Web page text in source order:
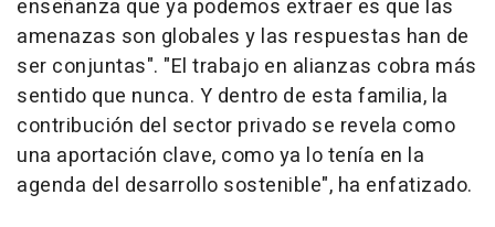
enseñanza que ya podemos extraer es que las
amenazas son globales y las respuestas han de
ser conjuntas". "El trabajo en alianzas cobra más
sentido que nunca. Y dentro de esta familia, la
contribución del sector privado se revela como
una aportación clave, como ya lo tenía en la
agenda del desarrollo sostenible", ha enfatizado.